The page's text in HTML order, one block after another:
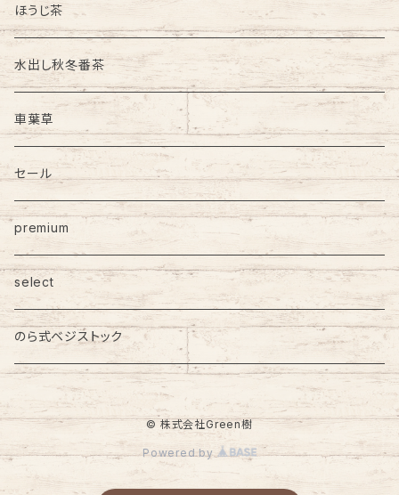
ほうじ茶
水出し秋冬番茶
車葉草
セール
premium
select
のら式ベジストック
© 株式会社Green樹
Powered by